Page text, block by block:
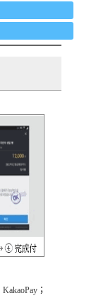
KakaoPay；